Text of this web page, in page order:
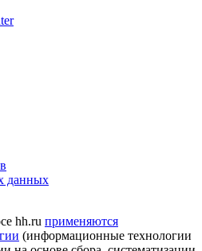
данных
hh.ru применяются
(информационные технологии